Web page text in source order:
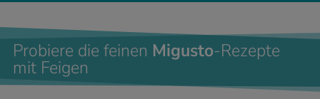
Probiere die feinen Migusto-Rezepte
mit Feigen